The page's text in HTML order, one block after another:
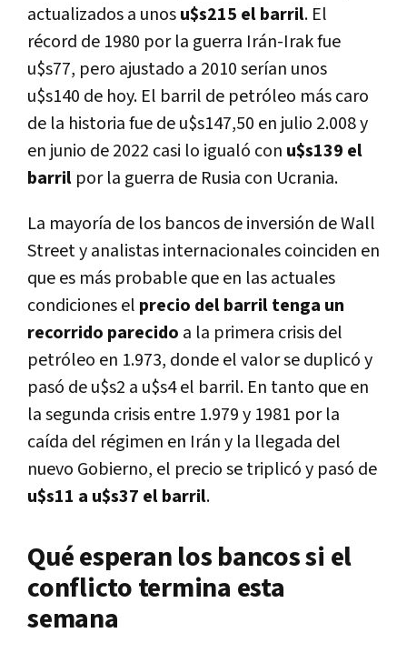
actualizados a unosu$s215 el barril. El
récord de 1980 por la guerra Irán-Irak fue
u$s77, pero ajustado a 2010 serían unos
u$s140 de hoy. El barril de petróleo más caro
de la historia fue de u$s147,50 en julio 2.008 y
en junio de 2022 casi lo igualó con u$s139 el
barril por la guerra de Rusia con Ucrania.
La mayoría de los bancos de inversión de Wall
Street y analistas internacionales coinciden en
que es más probable que en las actuales
condiciones el precio del barril tenga un
recorrido parecido a la primera crisis del
petróleo en 1.973, donde el valor se duplicó y
pasó de u$s2 a u$s4 el barril. En tanto que en
la segunda crisis entre 1.979 y 1981 por la
caída del régimen en Irán y la llegada del
nuevo Gobierno, el precio se triplicó y pasó de
u$s11 a u$s37 el barril.
Qué esperan los bancos si el
conflicto termina esta
semana